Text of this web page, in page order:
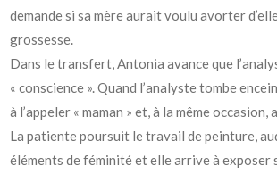
demande si sa mère aurait voulu avorter
grossesse.
Dans le transfert, Antonia avance que
« conscience ». Quand l’analyste tombe
à l’appeler « maman » et, à la même
La patiente poursuit le travail de peinture,
éléments de féminité et elle arrive à exposer